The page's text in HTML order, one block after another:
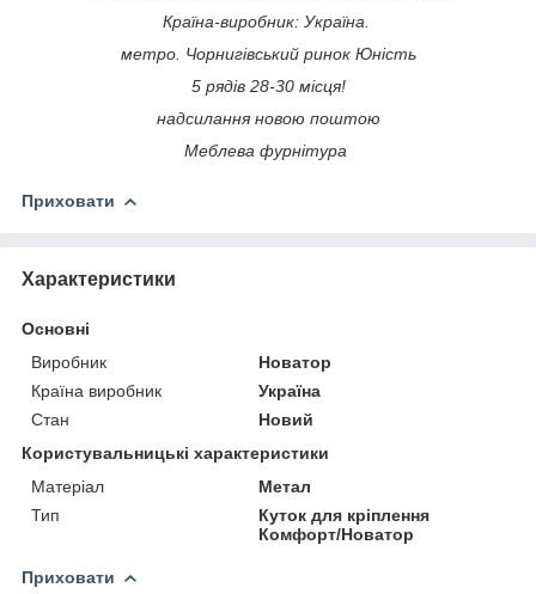
Країна-виробник: Україна.
метро. Чорнигівський ринок Юність
5 рядів 28-30 місця!
надсилання новою поштою
Меблева фурнітура
Приховати
Характеристики
Основні
Виробник
Новатор
Країна виробник
Україна
Стан
Новий
Користувальницькі характеристики
Матеріал
Метал
Тип
Куток для кріплення
Комфорт/Новатор
Приховати